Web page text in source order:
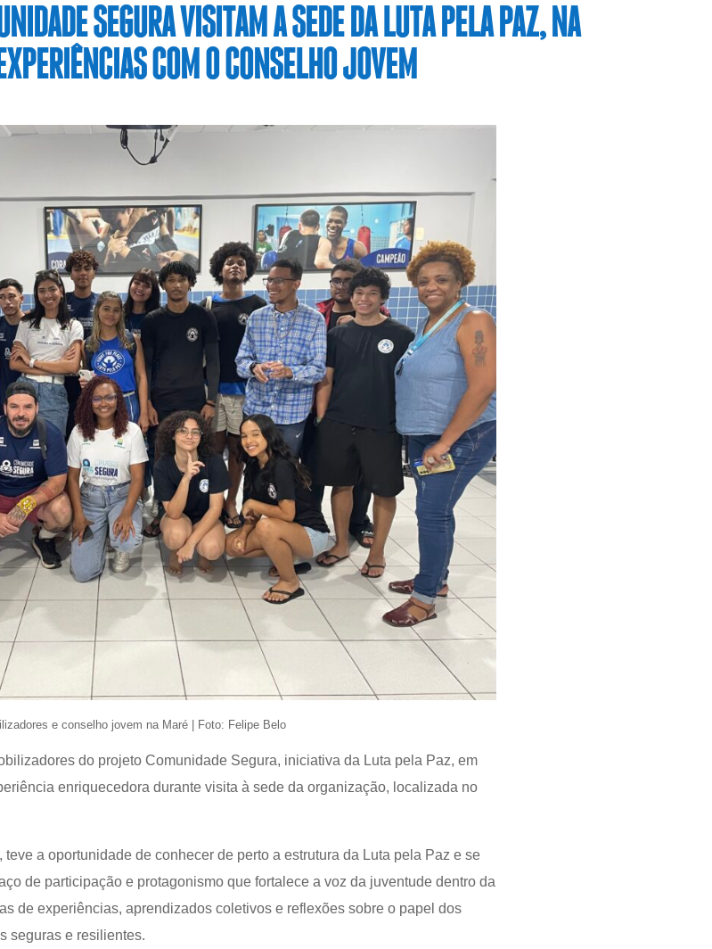
SEGURA VISITAM A SEDE DA LUTA PELA PAZ, NA
COM O CONSELHO JOVEM
e conselho jovem na Maré | Foto: Felipe Belo
do projeto Comunidade Segura, iniciativa da Luta pela Paz, em
enriquecedora durante visita à sede da organização, localizada no
a oportunidade de conhecer de perto a estrutura da Luta pela Paz e se
de participação e protagonismo que fortalece a voz da juventude dentro da
de experiências, aprendizados coletivos e reflexões sobre o papel dos
seguras e resilientes.